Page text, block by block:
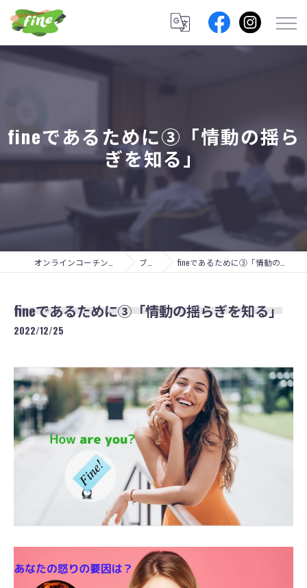
fineであるために③「情動の揺ら
ぎを知る」
ブログ fineであるために③「情動の揺らぎを知る」
fineであるために③「情動の揺らぎを知る」
2022/12/25